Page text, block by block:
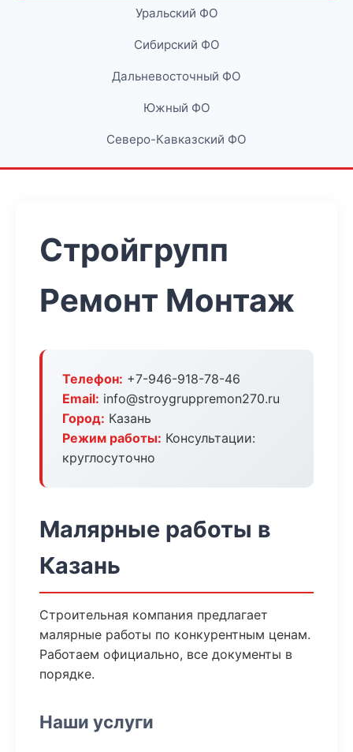
Уральский ФО
Сибирский ФО
Дальневосточный ФО
Южный ФО
Северо-Кавказский ФО
Стройгрупп
Ремонт Монтаж
Телефон: +7-946-918-78-46
Email: info@stroygruppremon270.ru
Город: Казань
Режим работы: Консультации:
круглосуточно
Малярные работы в
Казань
Строительная компания предлагает
малярные работы по конкурентным ценам.
Работаем официально, все документы в
порядке.
Наши услуги